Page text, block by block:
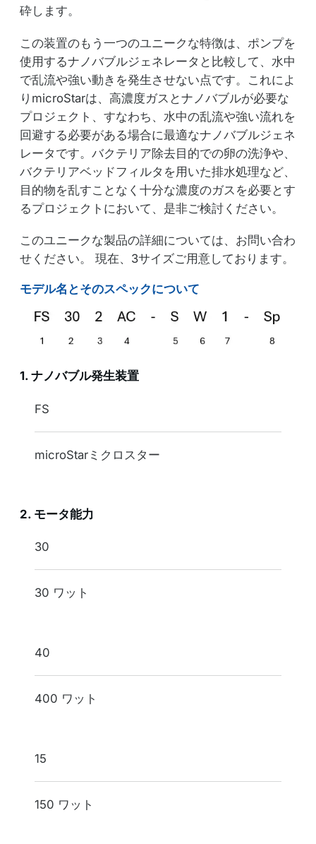
砕します。
この装置のもう一つのユニークな特徴は、ポンプを
使用するナノバブルジェネレータと比較して、水中
で乱流や強い動きを発生させない点です。これによ
りmicroStarは、高濃度ガスとナノバブルが必要な
プロジェクト、すなわち、水中の乱流や強い流れを
回避する必要がある場合に最適なナノバブルジェネ
レータです。バクテリア除去目的での卵の洗浄や、
バクテリアベッドフィルタを用いた排水処理など、
目的物を乱すことなく十分な濃度のガスを必要とす
るプロジェクトにおいて、是非ご検討ください。
このユニークな製品の詳細については、お問い合わ
せください。 現在、3サイズご用意しております。
モデル名とそのスペックについて
1. ナノバブル発生装置
型番
製品名
FS
microStarミクロスター
2. モータ能力
表記
モータ能力
30
30 ワット
40
400 ワット
15
150 ワット